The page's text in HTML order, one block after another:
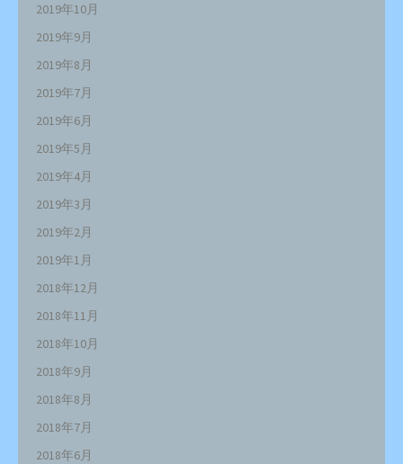
2019年10月
2019年9月
2019年8月
2019年7月
2019年6月
2019年5月
2019年4月
2019年3月
2019年2月
2019年1月
2018年12月
2018年11月
2018年10月
2018年9月
2018年8月
2018年7月
2018年6月